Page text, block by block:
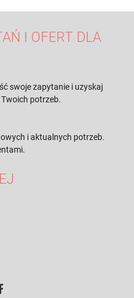
I OFERT DLA
swoje zapytanie i uzyskaj
potrzeb.
i aktualnych potrzeb.